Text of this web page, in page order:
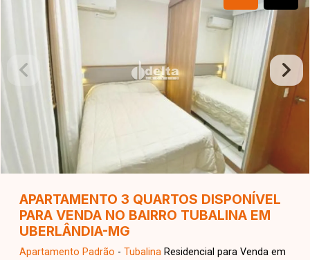
APARTAMENTO 3 QUARTOS DISPONÍVEL
PARA VENDA NO BAIRRO TUBALINA EM
UBERLÂNDIA-MG
Apartamento Padrão - Tubalina Residencial para Venda em